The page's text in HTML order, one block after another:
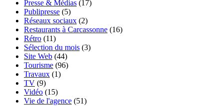
Presse & Médias (17)
Publipresse (5)
Réseaux sociaux (2)
Restaurants à Carcassonne (16)
Rétro (11)
Sélection du mois (3)
Site Web (44)
Tourisme (96)
Travaux (1)
TV (9)
Vidéo (15)
Vie de l'agence (51)